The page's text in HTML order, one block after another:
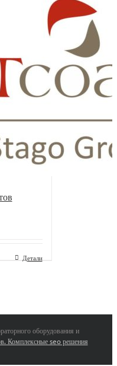
Детали
оборудования и
Комплексные seo решения